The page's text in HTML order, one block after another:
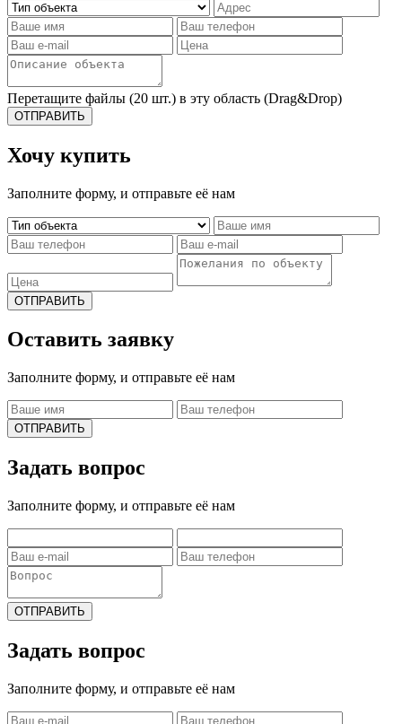
Перетащите файлы (20 шт.) в эту область (Drag&Drop)
ОТПРАВИТЬ
Хочу купить
Заполните форму, и отправьте её нам
ОТПРАВИТЬ
Оставить заявку
Заполните форму, и отправьте её нам
ОТПРАВИТЬ
Задать вопрос
Заполните форму, и отправьте её нам
ОТПРАВИТЬ
Задать вопрос
Заполните форму, и отправьте её нам